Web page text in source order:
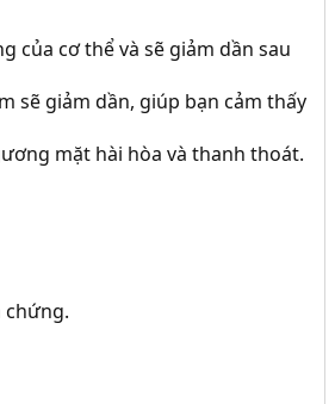
của cơ thể và sẽ giảm dần sau
sẽ giảm dần, giúp bạn cảm thấy
mặt hài hòa và thanh thoát.
chứng.